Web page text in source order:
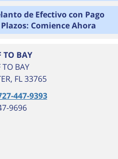
de Efectivo con Pago
Comience Ahora
TO BAY
BAY
, FL 33765
447-9393
9696